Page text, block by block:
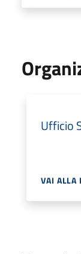
Ufficio
VAI ALLA